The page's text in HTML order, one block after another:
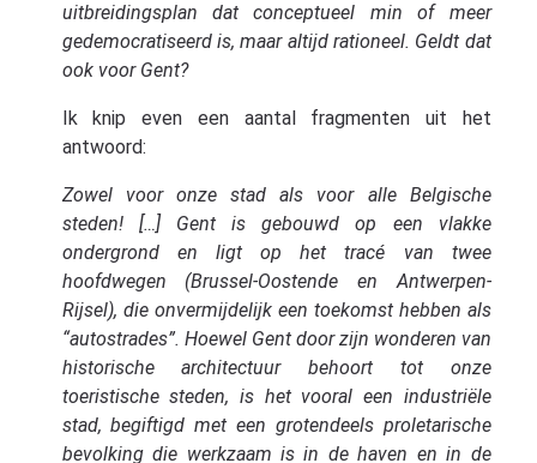
uitbreidingsplan dat conceptueel min of meer
gedemocratiseerd is, maar altijd rationeel. Geldt dat
ook voor Gent?
Ik knip even een aantal fragmenten uit het
antwoord:
Zowel voor onze stad als voor alle Belgische
steden! […] Gent is gebouwd op een vlakke
ondergrond en ligt op het tracé van twee
hoofdwegen (Brussel-Oostende en Antwerpen-
Rijsel), die onvermijdelijk een toekomst hebben als
“autostrades”. Hoewel Gent door zijn wonderen van
historische architectuur behoort tot onze
toeristische steden, is het vooral een industriële
stad, begiftigd met een grotendeels proletarische
bevolking die werkzaam is in de haven en in de